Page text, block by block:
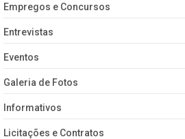
Empregos e Concursos
Entrevistas
Eventos
Galeria de Fotos
Informativos
Licitações e Contratos